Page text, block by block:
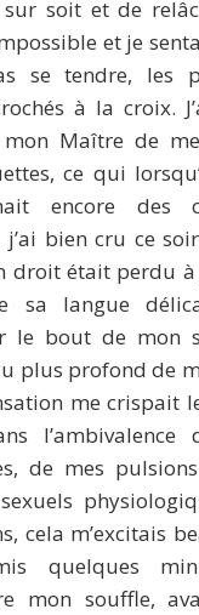
soit et de
et je
se tendre, les
à la croix.
Maître de
ce qui
encore des
bien cru ce
droit était perdu
sa langue
le bout de mon
plus profond de
me crispait
l’ambivalence
de mes
cela m’excitais
quelques
mon souffle,